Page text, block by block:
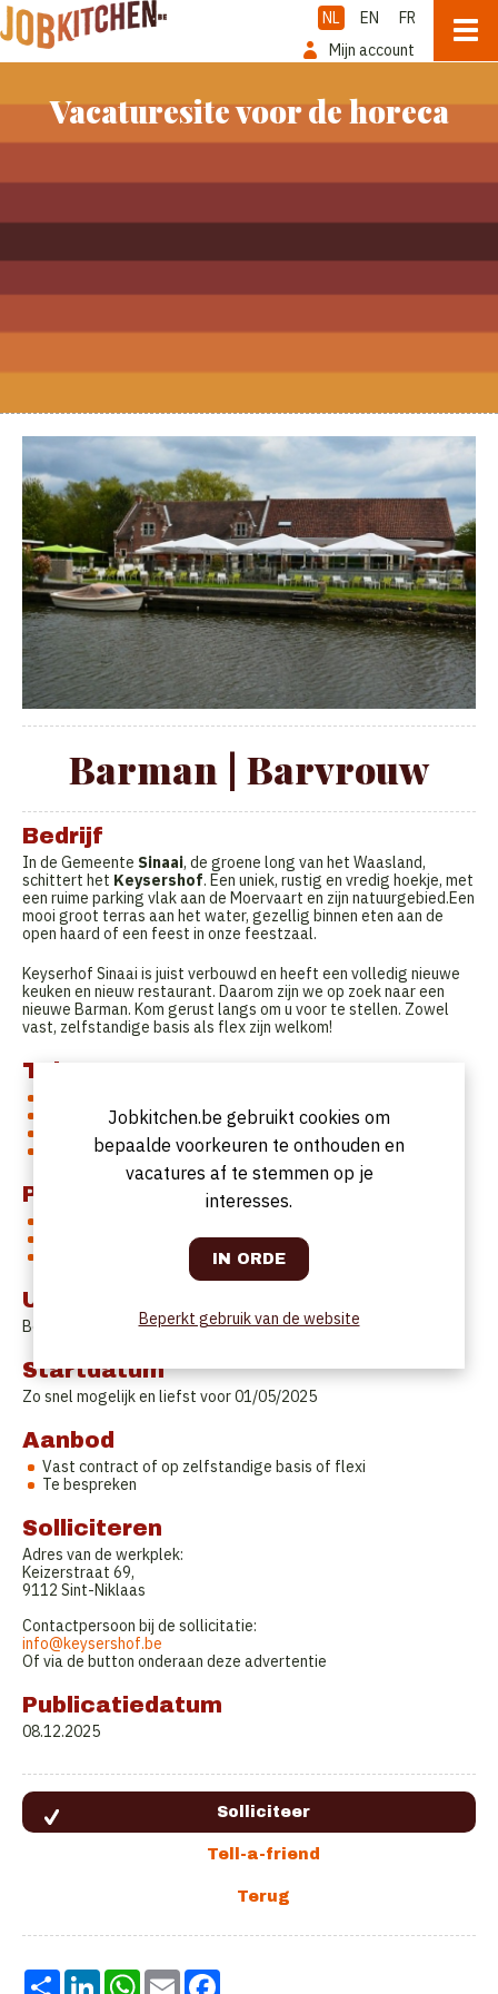
NL EN
FR
Mijn account
Vacaturesite voor de horeca
Barman | Barvrouw
Bedrijf
In de Gemeente Sinaai, de groene long van het Waasland,
schittert het Keysershof. Een uniek, rustig en vredig hoekje, met
een ruime parking vlak aan de Moervaart en zijn natuurgebied.Een
mooi groot terras aan het water, gezellig binnen eten aan de
open haard of een feest in onze feestzaal.
Keyserhof Sinaai is juist verbouwd en heeft een volledig nieuwe
keuken en nieuw restaurant. Daarom zijn we op zoek naar een
nieuwe Barman. Kom gerust langs om u voor te stellen. Zowel
vast, zelfstandige basis als flex zijn welkom!
Taken
Dranken klaarzetten/-maken
Nauw samenwerken met de kelners
Orde en netheid bewaren achter de bar
Profiel
Bij voorkeur met relevante ervaring en drankenkennis
Nederlands kunnen lezen en spreken
Uurrooster
Bespreekbaar.
Startdatum
Zo snel mogelijk en liefst voor 01/05/2025
Aanbod
Vast contract of op zelfstandige basis of flexi
Te bespreken
Solliciteren
Adres van de werkplek:
Keizerstraat 69,
9112 Sint-Niklaas
Contactpersoon bij de sollicitatie:
info@keysershof.be
Of via de button onderaan deze advertentie
Publicatiedatum
08.12.2025
Share LinkedInWhatsApp
Email
Jobkitchen.be gebruikt cookies om
bepaalde voorkeuren te onthouden en
vacatures af te stemmen op je
interesses.
Beperkt gebruik van de website